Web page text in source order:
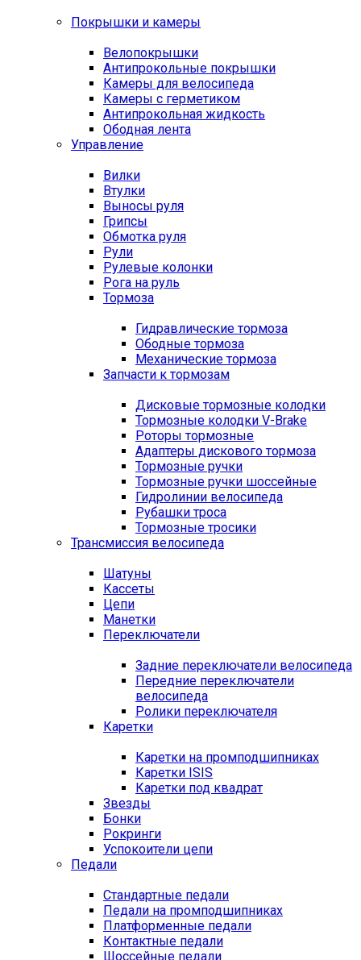
Покрышки и камеры
Велопокрышки
Антипрокольные покрышки
Камеры для велосипеда
Камеры с герметиком
Антипрокольная жидкость
Ободная лента
Управление
Вилки
Втулки
Выносы руля
Грипсы
Обмотка руля
Рули
Рулевые колонки
Рога на руль
Тормоза
Гидравлические тормоза
Ободные тормоза
Механические тормоза
Запчасти к тормозам
Дисковые тормозные колодки
Тормозные колодки V-Brake
Роторы тормозные
Адаптеры дискового тормоза
Тормозные ручки
Тормозные ручки шоссейные
Гидролинии велосипеда
Рубашки троса
Тормозные тросики
Трансмиссия велосипеда
Шатуны
Кассеты
Цепи
Манетки
Переключатели
Задние переключатели велосипеда
Передние переключатели
велосипеда
Ролики переключателя
Каретки
Каретки на промподшипниках
Каретки ISIS
Каретки под квадрат
Звезды
Бонки
Рокринги
Успокоители цепи
Педали
Стандартные педали
Педали на промподшипниках
Платформенные педали
Контактные педали
Шоссейные педали